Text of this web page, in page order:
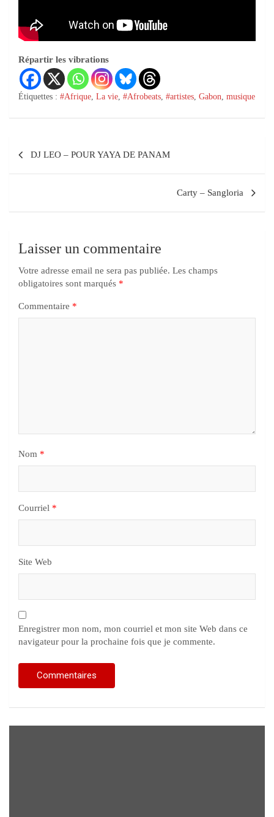
Répartir les vibrations
Étiquettes : #Afrique, La vie, #Afrobeats, #artistes, Gabon, musique
DJ LEO – POUR YAYA DE PANAM
Carty – Sangloria
Laisser un commentaire
Votre adresse email ne sera pas publiée. Les champs
obligatoires sont marqués *
Commentaire *
Nom *
Courriel *
Site Web
Enregistrer mon nom, mon courriel et mon site Web dans ce
navigateur pour la prochaine fois que je commente.